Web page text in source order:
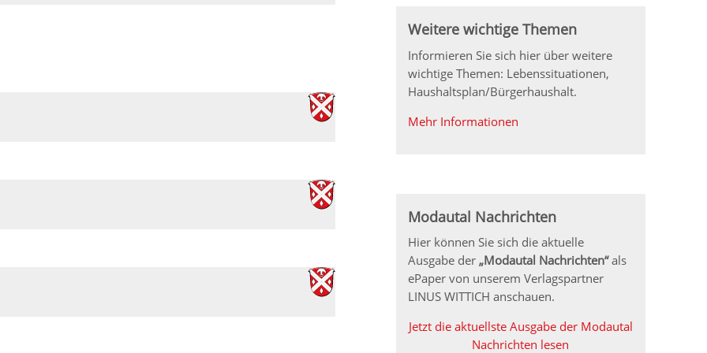
Weitere wichtige Themen
Informieren Sie sich hier über weitere
wichtige Themen: Lebenssituationen,
Haushaltsplan/Bürgerhaushalt.
Mehr Informationen
Modautal Nachrichten
Hier können Sie sich die aktuelle
Ausgabe der „Modautal Nachrichten“als
ePaper von unserem Verlagspartner
LINUS WITTICH anschauen.
Jetzt die aktuellste Ausgabe der Modautal
Nachrichten lesen